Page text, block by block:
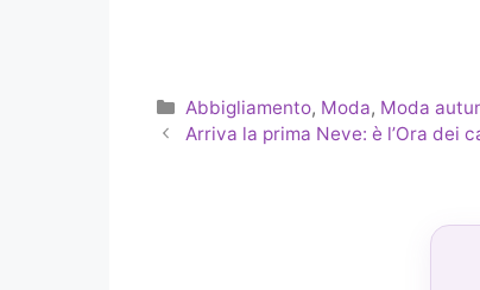
Categorie
Abbigliamento, Moda, Moda
Arriva la prima Neve: è l’Ora dei